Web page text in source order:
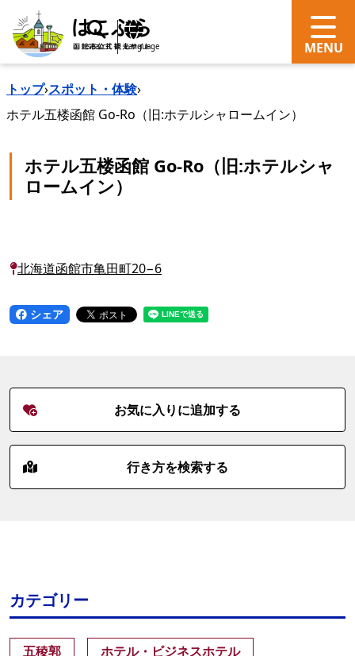
search Language
トップ›スポット・体験›
ホテル五楼函館 Go-Ro（旧:ホテルシャロームイン）
ホテル五楼函館 Go-Ro（旧:ホテルシャ
ロームイン）
北海道函館市亀田町20−6
シェア
お気に入りに追加する
行き方を検索する
カテゴリー
五稜郭 ホテル・ビジネスホテル